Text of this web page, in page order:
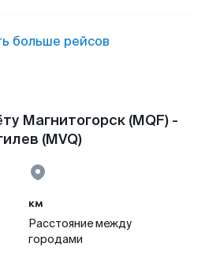
больше рейсов
Магнитогорск (MQF) -
(MVQ)
км
Расстояние между
городами